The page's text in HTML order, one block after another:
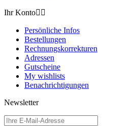
Ihr Konto 
Persönliche Infos
Bestellungen
Rechnungskorrekturen
Adressen
Gutscheine
My wishlists
Benachrichtigungen
Newsletter